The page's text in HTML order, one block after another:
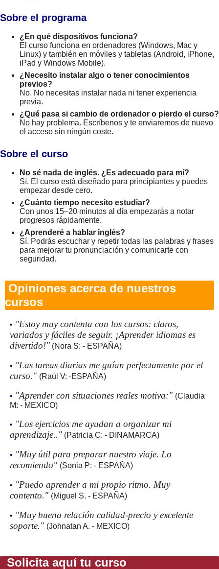
Sobre el programa
¿En qué dispositivos funciona?
El curso funciona en ordenadores (Windows, Mac y
Linux) y también en móviles y tabletas (Android, iPhone,
iPad y Windows Mobile).
¿Necesito instalar algo o tener conocimientos
previos?
No. No necesitas instalar nada ni tener experiencia
previa.
¿Qué pasa si cambio de ordenador o pierdo el curso?
No hay problema. Escríbenos y te enviaremos de nuevo
el acceso sin ningún coste.
Sobre el curso
No sé nada de inglés. ¿Es adecuado para mí?
Sí. El curso está diseñado para principiantes y puedes
empezar desde cero.
¿Cuánto tiempo necesito estudiar?
Con unos 15–20 minutos al día empezarás a notar
progresos rápidamente.
¿Aprenderé a hablar inglés?
Sí. Podrás escuchar y repetir todas las palabras y frases
para mejorar tu pronunciación y comunicarte con
seguridad.
Opiniones acerca de nuestros
cursos
• "Estoy muy contenta con los cursos: claros,
variados y fáciles de seguir. ¡Aprender idiomas es
divertido!" (Nora S: - ESPAÑA)
• "Las tareas diarias me guían perfectamente por el
curso." (Raúl V: -ESPAÑA)
• "Aprender con situaciones reales motiva:" (Claudia
M: - MEXICO)
• "Los ejercicios me ayudan a organizar mi
aprendizaje.." (Patricia C: - DINAMARCA)
• "Muy útil para preparar nuestro viaje. Lo
recomiendo" (Sonia P: - ESPAÑA)
• "Puedo aprender a mi propio ritmo. Muy
contento." (Miguel S. - ESPAÑA)
• "Muy buena relación calidad-precio y excelente
soporte." (Johnatan A. - MEXICO)
Solicita aquí tu curso